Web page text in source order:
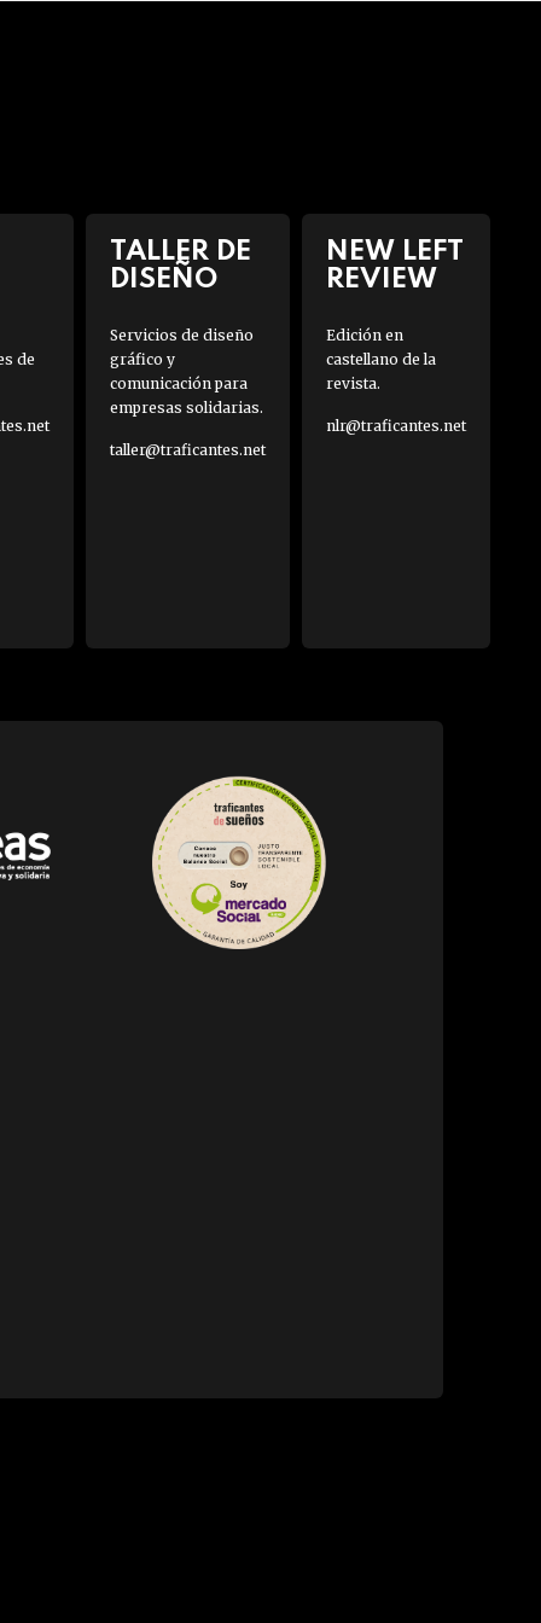
de
TALLER DE
DISEÑO
Servicios de diseño
gráfico y
comunicación para
empresas solidarias.
taller@traficantes.net
NEW LEFT
REVIEW
Edición en
castellano de la
revista.
nlr@traficantes.net